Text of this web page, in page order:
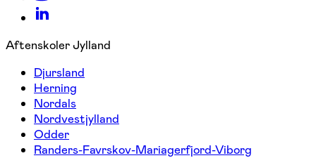
Aftenskoler Jylland
Djursland
Herning
Nordals
Nordvestjylland
Odder
Randers-Favrskov-Mariagerfjord-Viborg